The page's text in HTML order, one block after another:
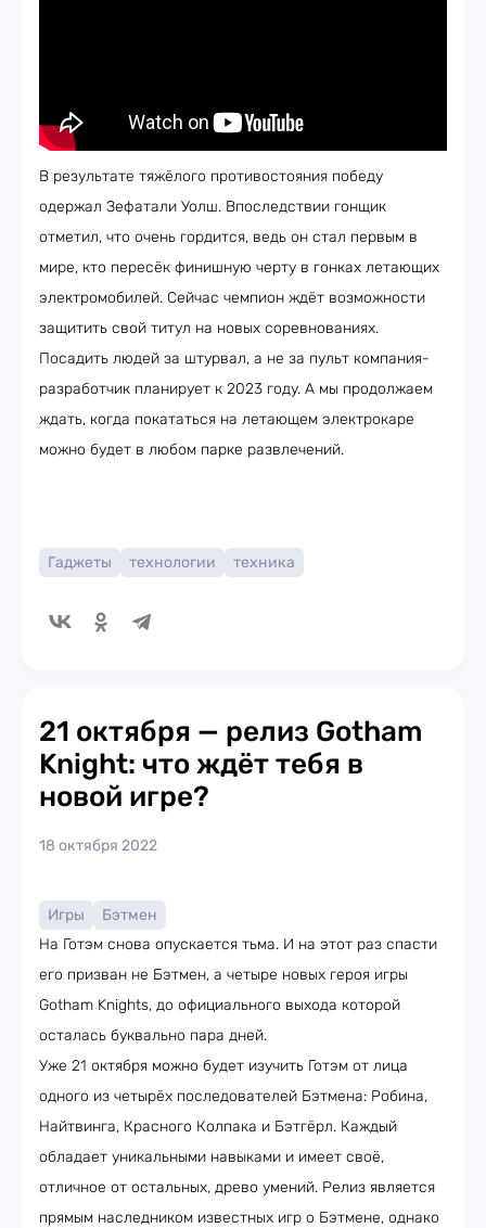
В результате тяжёлого противостояния победу
одержал Зефатали Уолш. Впоследствии гонщик
отметил, что очень гордится, ведь он стал первым в
мире, кто пересёк финишную черту в гонках летающих
электромобилей. Сейчас чемпион ждёт возможности
защитить свой титул на новых соревнованиях.
Посадить людей за штурвал, а не за пульт компания-
разработчик планирует к 2023 году. А мы продолжаем
ждать, когда покататься на летающем электрокаре
можно будет в любом парке развлечений.
Гаджеты технологии техника
21 октября — релиз Gotham
Knight: что ждёт тебя в
новой игре?
18 октября 2022
Игры
Бэтмен
На Готэм снова опускается тьма. И на этот раз спасти
его призван не Бэтмен, а четыре новых героя игры
Gotham Knights, до официального выхода которой
осталась буквально пара дней.
Уже 21 октября можно будет изучить Готэм от лица
одного из четырёх последователей Бэтмена: Робина,
Найтвинга, Красного Колпака и Бэтгёрл. Каждый
обладает уникальными навыками и имеет своё,
отличное от остальных, древо умений. Релиз является
прямым наследником известных игр о Бэтмене, однако